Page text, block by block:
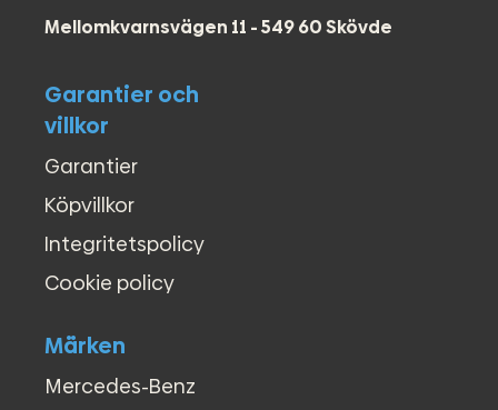
Mellomkvarnsvägen 11 - 549 60 Skövde
Garantier och
villkor
Garantier
Köpvillkor
Integritetspolicy
Cookie policy
Märken
Mercedes-Benz